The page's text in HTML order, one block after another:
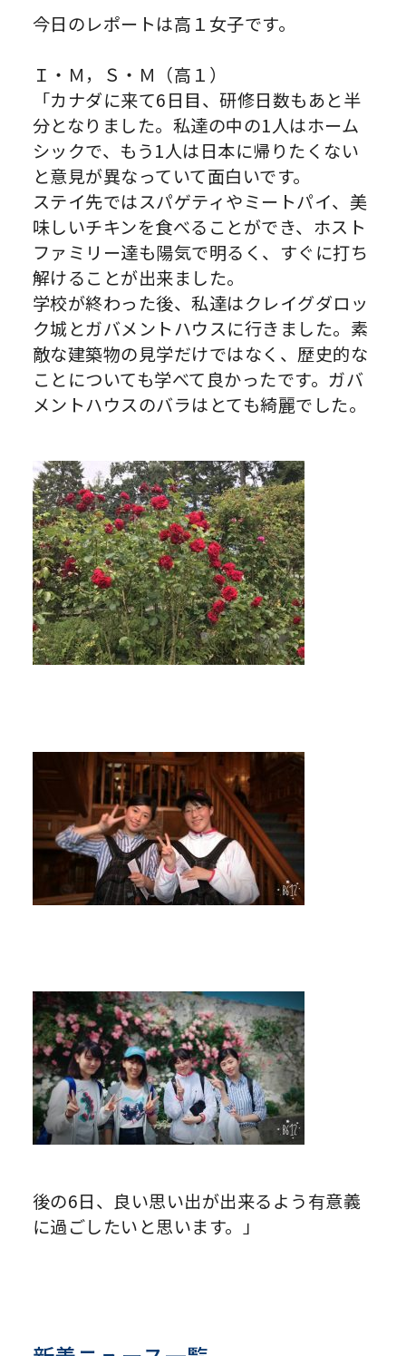
今日のレポートは高１女子です。
Ｉ・Ｍ，Ｓ・Ｍ（高１）
「カナダに来て6日目、研修日数もあと半
分となりました。私達の中の1人はホーム
シックで、もう1人は日本に帰りたくない
と意見が異なっていて面白いです。
ステイ先ではスパゲティやミートパイ、美
味しいチキンを食べることができ、ホスト
ファミリー達も陽気で明るく、すぐに打ち
解けることが出来ました。
学校が終わった後、私達はクレイグダロッ
ク城とガバメントハウスに行きました。素
敵な建築物の見学だけではなく、歴史的な
ことについても学べて良かったです。ガバ
メントハウスのバラはとても綺麗でした。
後の6日、良い思い出が出来るよう有意義
に過ごしたいと思います。」